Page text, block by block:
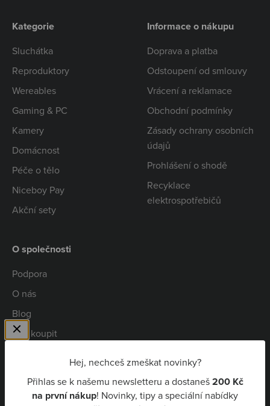
Hej, nechceš zmeškat novinky?
Přihlas se k našemu newsletteru a dostaneš200 Kč
na první nákup! Novinky, tipy a speciální nabídky
Kategorie
Sluchátka
Reproduktory
Wereables
Gaming & PC
Kamery
Domácnost
Péče o tělo
Niceboy Pay
Akční sety
Informace o nákupu
Doprava a platba
Odstoupení od smlouvy
Vrácení a reklamace
Obchodní podmínky
Zásady ochrany osobních
údajů
Prohlášení o shodě
Recyklace
elektrospotřebičů
O společnosti
Podpora
O nás
Blog
Kde koupit
Niceboy Pay